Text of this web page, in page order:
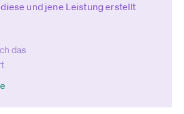
und jene Leistung erstellt
das